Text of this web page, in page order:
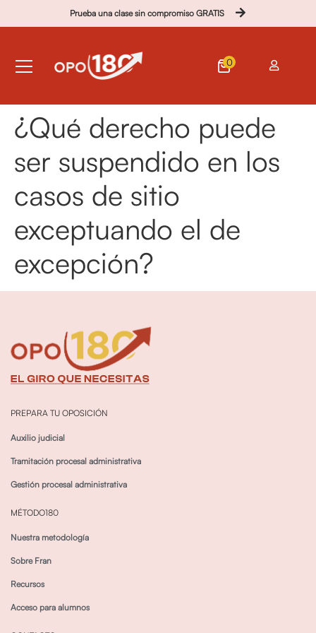
Prueba una clase sin compromiso GRATIS
0
¿Qué derecho puede
ser suspendido en los
casos de sitio
exceptuando el de
excepción?
PREPARA TU OPOSICIÓN
Auxilio judicial
Tramitación procesal administrativa
Gestión procesal administrativa
MÉTODO180
Nuestra metodología
Sobre Fran
Recursos
Acceso para alumnos